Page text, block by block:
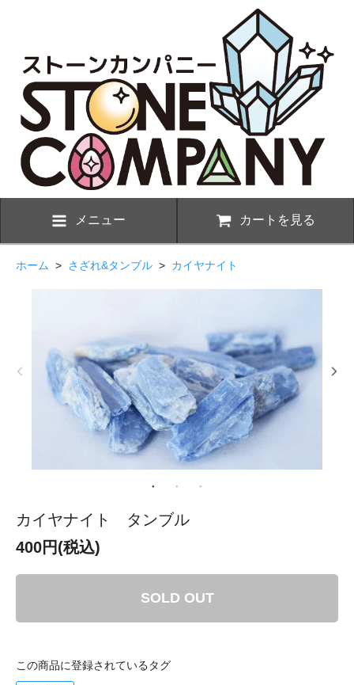
メニュー カートを見る
ホーム > さざれ&タンブル > カイヤナイト
カイヤナイト タンブル
400円(税込)
SOLD OUT
この商品に登録されているタグ